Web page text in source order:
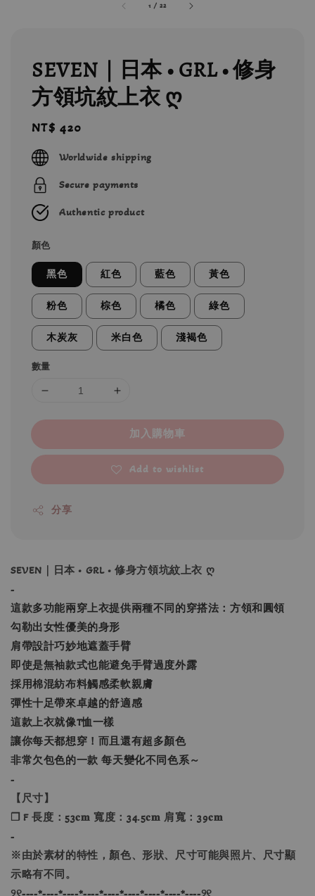
1 /22
SEVEN｜日本 • GRL • 修身
方領坑紋上衣 ღ
Regular
price
NT$ 420
Worldwide shipping
Secure payments
Authentic product
顏色
黑色 紅色 藍色 黃色
粉色 棕色 橘色 綠色
木炭灰 米白色 淺褐色
數量
加入購物車
Add to wishlist
分享
SEVEN｜日本 • GRL • 修身方領坑紋上衣 ღ
-
這款多功能兩穿上衣提供兩種不同的穿搭法：方領和圓領
勾勒出女性優美的身形
肩帶設計巧妙地遮蓋手臂
即使是無袖款式也能避免手臂過度外露
採用棉混紡布料觸感柔軟親膚
彈性十足帶來卓越的舒適感
這款上衣就像T恤一樣
讓你每天都想穿！而且還有超多顏色
非常欠包色的一款 每天變化不同色系～
-
【尺寸】
❐ F 長度：53𝐜𝐦 寬度：34.5𝐜𝐦 肩寬：39𝐜𝐦
-
※由於素材的特性，顏色、形狀、尺寸可能與照片、尺寸顯
示略有不同。
୨୧----*----*----*----*----*----*----*----*----୨୧